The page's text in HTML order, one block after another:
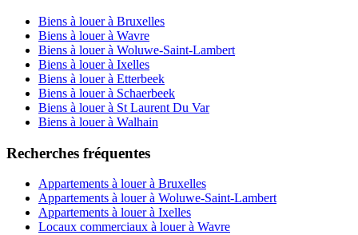
Biens à louer à Bruxelles
Biens à louer à Wavre
Biens à louer à Woluwe-Saint-Lambert
Biens à louer à Ixelles
Biens à louer à Etterbeek
Biens à louer à Schaerbeek
Biens à louer à St Laurent Du Var
Biens à louer à Walhain
Recherches fréquentes
Appartements à louer à Bruxelles
Appartements à louer à Woluwe-Saint-Lambert
Appartements à louer à Ixelles
Locaux commerciaux à louer à Wavre